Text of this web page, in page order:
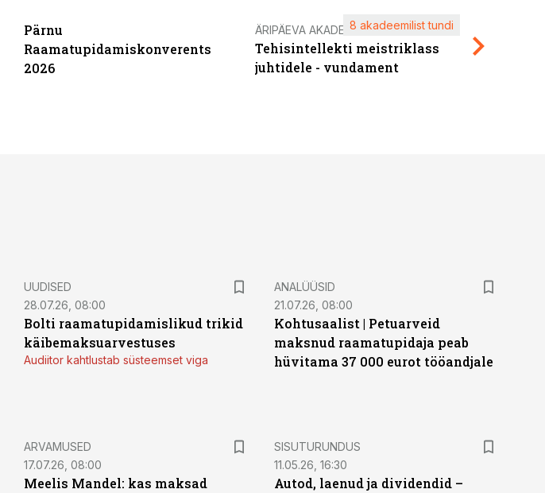
Pärnu
Raamatupidamiskonverents
2026
ÄRIPÄEVA AKADEEMIA
Tehisintellekti meistriklass
juhtidele - vundament
8 akadeemilist tundi
UUDISED
28.07.26, 08:00
Bolti raamatupidamislikud trikid
käibemaksuarvestuses
Audiitor kahtlustab süsteemset viga
ANALÜÜSID
21.07.26, 08:00
Kohtusaalist | Petuarveid
maksnud raamatupidaja peab
hüvitama 37 000 eurot tööandjale
ARVAMUSED
17.07.26, 08:00
Meelis Mandel: kas maksad
ST
SISUTURUNDUS
11.05.26, 16:30
Autod, laenud ja dividendid –